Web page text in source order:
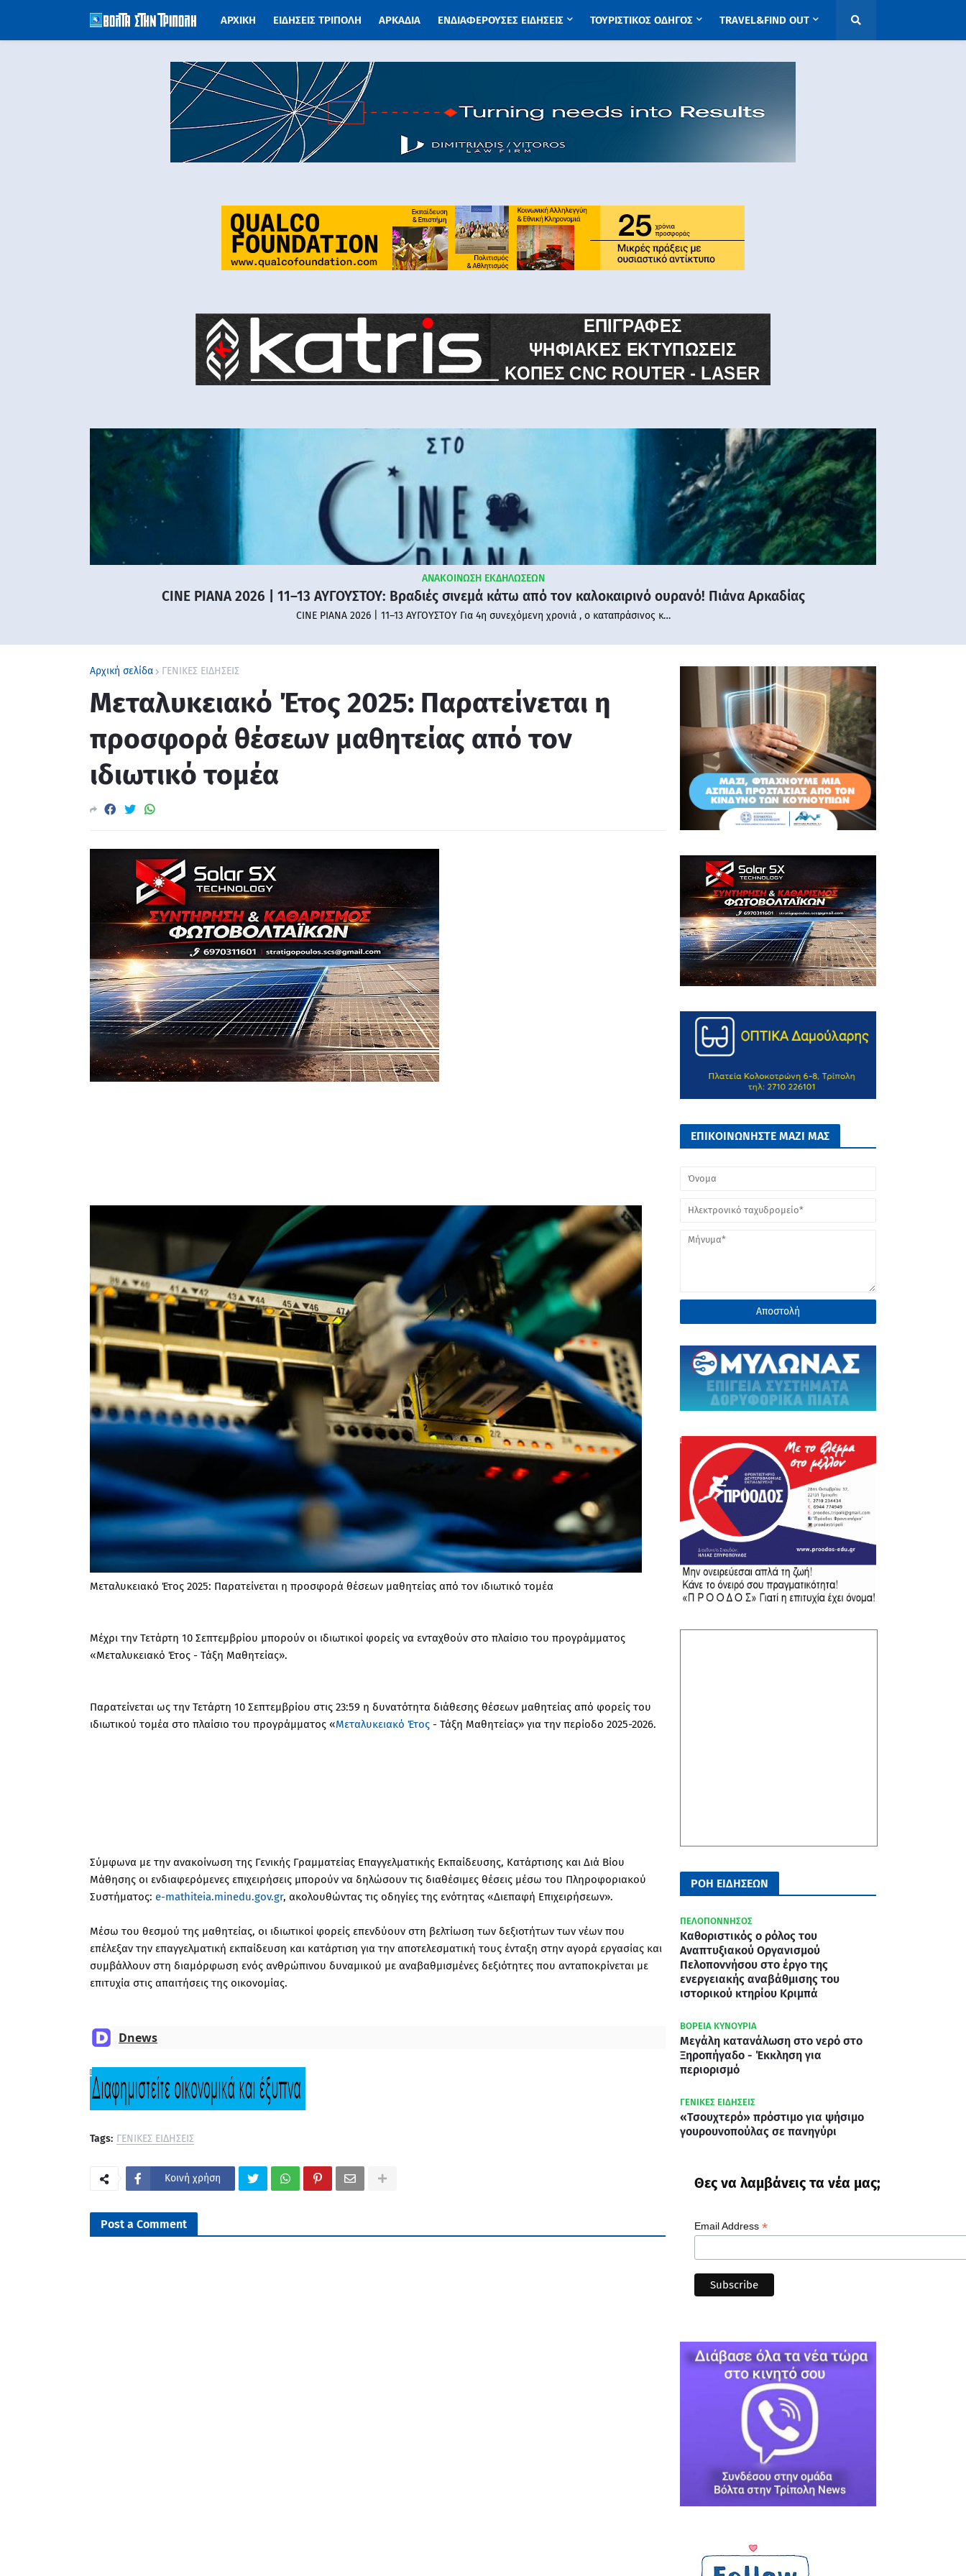
ΑΡΧΙΚΗ ΕΙΔΗΣΕΙΣ ΤΡΙΠΟΛΗ ΑΡΚΑΔΙΑ ΕΝΔΙΑΦΕΡΟΥΣΕΣ ΕΙΔΗΣΕΙΣ ΤΟΥΡΙΣΤΙΚΟΣ ΟΔΗΓΟΣ TRAVEL&FIND OUT
ΑΝΑΚΟΙΝΩΣΗ ΕΚΔΗΛΩΣΕΩΝ
CINE PIANA 2026 | 11–13 ΑΥΓΟΥΣΤΟΥ: Βραδιές σινεμά κάτω από τον καλοκαιρινό ουρανό! Πιάνα Αρκαδίας
CINE PIANA 2026 | 11–13 ΑΥΓΟΥΣΤΟΥ Για 4η συνεχόμενη χρονιά , ο καταπράσινος κ…
Αρχική σελίδα ΓΕΝΙΚΕΣ ΕΙΔΗΣΕΙΣ
Μεταλυκειακό Έτος 2025: Παρατείνεται η
προσφορά θέσεων μαθητείας από τον
ιδιωτικό τομέα
Μεταλυκειακό Έτος 2025: Παρατείνεται η προσφορά θέσεων μαθητείας από τον ιδιωτικό τομέα
Μέχρι την Τετάρτη 10 Σεπτεμβρίου μπορούν οι ιδιωτικοί φορείς να ενταχθούν στο πλαίσιο του προγράμματος
«Μεταλυκειακό Έτος - Τάξη Μαθητείας».
Παρατείνεται ως την Τετάρτη 10 Σεπτεμβρίου στις 23:59 η δυνατότητα διάθεσης θέσεων μαθητείας από φορείς του
ιδιωτικού τομέα στο πλαίσιο του προγράμματος «Μεταλυκειακό Έτος - Τάξη Μαθητείας» για την περίοδο 2025-2026.
Σύμφωνα με την ανακοίνωση της Γενικής Γραμματείας Επαγγελματικής Εκπαίδευσης, Κατάρτισης και Διά Βίου
Μάθησης οι ενδιαφερόμενες επιχειρήσεις μπορούν να δηλώσουν τις διαθέσιμες θέσεις μέσω του Πληροφοριακού
Συστήματος: e-mathiteia.minedu.gov.gr, ακολουθώντας τις οδηγίες της ενότητας «Διεπαφή Επιχειρήσεων».
Μέσω του θεσμού της μαθητείας, οι ιδιωτικοί φορείς επενδύουν στη βελτίωση των δεξιοτήτων των νέων που
επέλεξαν την επαγγελματική εκπαίδευση και κατάρτιση για την αποτελεσματική τους ένταξη στην αγορά εργασίας και
συμβάλλουν στη διαμόρφωση ενός ανθρώπινου δυναμικού με αναβαθμισμένες δεξιότητες που ανταποκρίνεται με
επιτυχία στις απαιτήσεις της οικονομίας.
Dnews
Tags: ΓΕΝΙΚΕΣ ΕΙΔΗΣΕΙΣ
Κοινή χρήση
Post a Comment
ΕΠΙΚΟΙΝΩΝΗΣΤΕ ΜΑΖΙ ΜΑΣ
ΡΟΗ ΕΙΔΗΣΕΩΝ
ΠΕΛΟΠΟΝΝΗΣΟΣ
Καθοριστικός ο ρόλος του
Αναπτυξιακού Οργανισμού
Πελοποννήσου στο έργο της
ενεργειακής αναβάθμισης του
ιστορικού κτηρίου Κριμπά
ΒΟΡΕΙΑ ΚΥΝΟΥΡΙΑ
Μεγάλη κατανάλωση στο νερό στο
Ξηροπήγαδο - Έκκληση για
περιορισμό
ΓΕΝΙΚΕΣ ΕΙΔΗΣΕΙΣ
«Τσουχτερό» πρόστιμο για ψήσιμο
γουρουνοπούλας σε πανηγύρι
Θες να λαμβάνεις τα νέα μας;
Email Address *